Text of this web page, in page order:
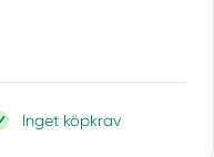
Inget köpkrav